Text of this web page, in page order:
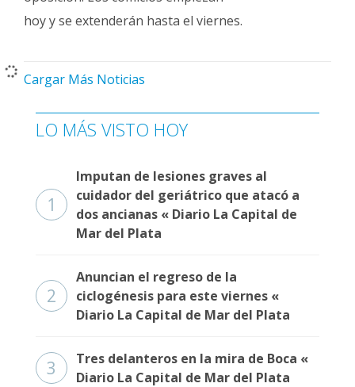
hoy y se extenderán hasta el viernes.
Cargar Más Noticias
LO MÁS VISTO HOY
1
Imputan de lesiones graves al
cuidador del geriátrico que atacó a
dos ancianas « Diario La Capital de
Mar del Plata
2
Anuncian el regreso de la
ciclogénesis para este viernes «
Diario La Capital de Mar del Plata
3
Tres delanteros en la mira de Boca «
Diario La Capital de Mar del Plata